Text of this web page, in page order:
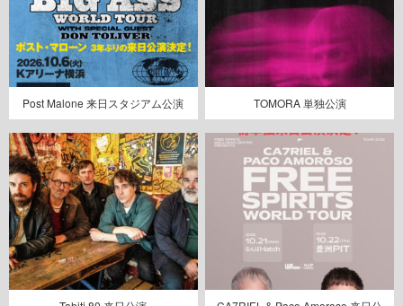
Post Malone 来日スタジアム公演 TOMORA 単独公演